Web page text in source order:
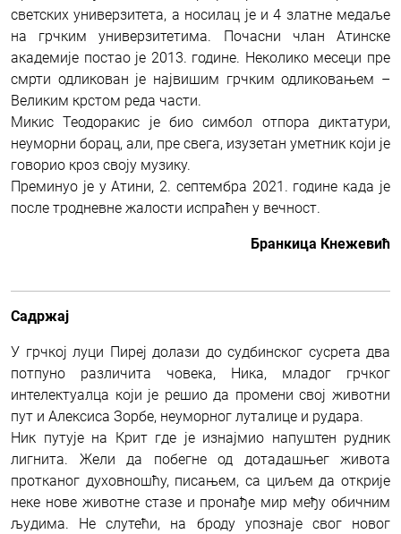
светских универзитета, а носилац је и 4 златне медаље
на грчким универзитетима. Почасни члан Атинске
академије постао је 2013. године. Неколико месеци пре
смрти одликован је највишим грчким одликовањем –
Великим крстом реда части.
Микис Теодоракис је био симбол отпора диктатури,
неуморни борац, али, пре свега, изузетан уметник који је
говорио кроз своју музику.
Преминуо је у Атини, 2. септембра 2021. године када је
после тродневне жалости испраћен у вечност.
Бранкица Кнежевић
Садржај
У грчкој луци Пиреј долази до судбинског сусрета два
потпуно различита човека, Ника, младог грчког
интелектуалца који је решио да промени свој животни
пут и Алексиса Зорбе, неуморног луталице и рудара.
Ник путује на Крит где је изнајмио напуштен рудник
лигнита. Жели да побегне од дотадашњег живота
протканог духовношћу, писањем, са циљем да открије
неке нове животне стазе и пронађе мир међу обичним
људима. Не слутећи, на броду упознаје свог новог